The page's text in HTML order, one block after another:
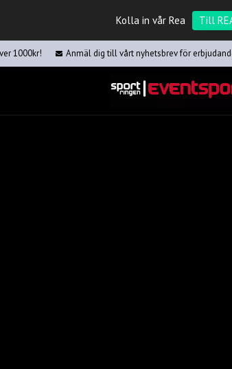
Kolla in vår Rea Till
1000kr! Anmäl dig till vårt nyhetsbrev för